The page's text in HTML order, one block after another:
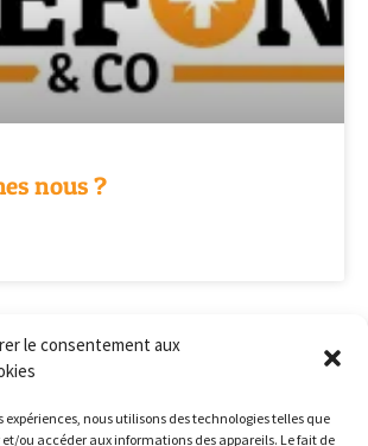
le consentement aux
expériences, nous utilisons des technologies telles que
et/ou accéder aux informations des appareils. Le fait de
nous ?